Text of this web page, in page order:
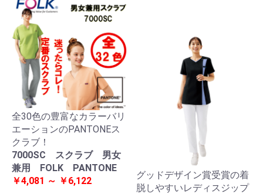
全30色の豊富なカラーバリ
エーションのPANTONEス
クラブ！
7000SC スクラブ 男女
兼用 FOLK PANTONE
￥4,081 ～ ￥6,122
グッドデザイン賞受賞の着
脱しやすいレディスジップ